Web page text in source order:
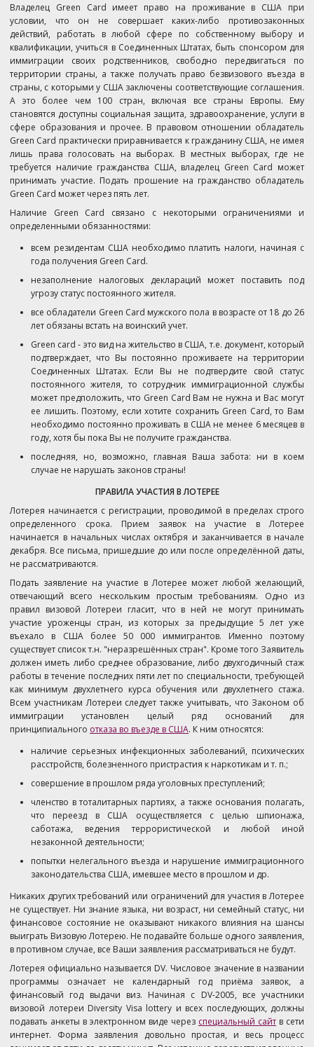
Владелец Green Card имеет право на проживание в США при
условии, что он не совершает каких-либо противозаконных
действий, работать в любой сфере по собственному выбору и
квалификации, учиться в Соединенных Штатах, быть спонсором для
иммиграции своих родственников, свободно передвигаться по
территории страны, а также получать право безвизового въезда в
страны, с которыми у США заключены соответствующие соглашения.
А это более чем 100 стран, включая все страны Европы. Ему
становятся доступны социальная защита, здравоохранение, услуги в
сфере образования и прочее. В правовом отношении обладатель
Green Card практически приравнивается к гражданину США, не имея
лишь права голосовать на выборах. В местных выборах, где не
требуется наличие гражданства США, владелец Green Card может
принимать участие. Подать прошение на гражданство обладатель
Green Card может через пять лет.
Наличие Green Card связано с некоторыми ограничениями и
определенными обязанностями:
всем резидентам США необходимо платить налоги, начиная с
года получения Green Card.
незаполнение налоговых деклараций может поставить под
угрозу статус постоянного жителя.
все обладатели Green Card мужского пола в возрасте от 18 до 26
лет обязаны встать на воинский учет.
Green card - это вид на жительство в США, т.е. документ, который
подтверждает, что Вы постоянно проживаете на территории
Соединенных Штатах. Если Вы не подтвердите свой статус
постоянного жителя, то сотрудник иммиграционной службы
может предположить, что Green Card Вам не нужна и Вас могут
ее лишить. Поэтому, если хотите сохранить Green Card, то Вам
необходимо постоянно проживать в США не менее 6 месяцев в
году, хотя бы пока Вы не получите гражданства.
последняя, но, возможно, главная Ваша забота: ни в коем
случае не нарушать законов страны!
ПРАВИЛА УЧАСТИЯ В ЛОТЕРЕЕ
Лотерея начинается с регистрации, проводимой в пределах строго
определенного срока. Прием заявок на участие в Лотерее
начинается в начальных числах октября и заканчивается в начале
декабря. Все письма, пришедшие до или после определённой даты,
не рассматриваются.
Подать заявление на участие в Лотерее может любой желающий,
отвечающий всего нескольким простым требованиям. Одно из
правил визовой Лотереи гласит, что в ней не могут принимать
участие уроженцы стран, из которых за предыдущие 5 лет уже
въехало в США более 50 000 иммигрантов. Именно поэтому
существует список т.н. "неразрешённых стран". Кроме того Заявитель
должен иметь либо среднее образование, либо двухгодичный стаж
работы в течение последних пяти лет по специальности, требующей
как минимум двухлетнего курса обучения или двухлетнего стажа.
Всем участникам Лотереи следует также учитывать, что Законом об
иммиграции установлен целый ряд оснований для
принципиального отказа во въезде в США. К ним относятся:
наличие серьезных инфекционных заболеваний, психических
расстройств, болезненного пристрастия к наркотикам и т. п.;
совершение в прошлом ряда уголовных преступлений;
членство в тоталитарных партиях, а также основания полагать,
что переезд в США осуществляется с целью шпионажа,
саботажа, ведения террористической и любой иной
незаконной деятельности;
попытки нелегального въезда и нарушение иммиграционного
законодательства США, имевшее место в прошлом и др.
Никаких других требований или ограничений для участия в Лотерее
не существует. Ни знание языка, ни возраст, ни семейный статус, ни
финансовое состояние не оказывают никакого влияния на шансы
выиграть Визовую Лотерею. Не подавайте больше одного заявления,
в противном случае, все Ваши заявления рассматриваться не будут.
Лотерея официально называется DV. Числовое значение в названии
программы означает не календарный год приёма заявок, а
финансовый год выдачи виз. Начиная с DV-2005, все участники
визовой лотереи Diversity Visa lottery и всех последующих, должны
подавать анкеты в электронном виде через специальный сайт в сети
интернет. Форма заявления довольно простая, и весь процесс